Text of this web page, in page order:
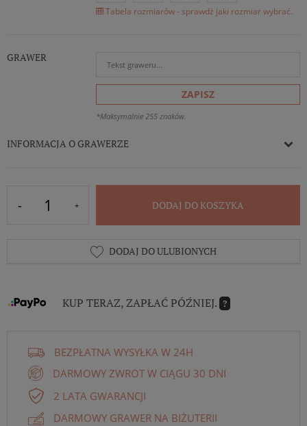
Tabela rozmiarów - sprawdź jaki rozmiar wybrać.
GRAWER
ZAPISZ
*Maksymalnie 255 znaków.
INFORMACJA O GRAWERZE
DODAJ DO KOSZYKA
DODAJ DO ULUBIONYCH
KUP TERAZ, ZAPŁAĆ PÓŹNIEJ. ?
BEZPŁATNA WYSYŁKA W 24H
DARMOWY ZWROT W CIĄGU 30 DNI
2 LATA GWARANCJI
DARMOWY GRAWER NA BIŻUTERII